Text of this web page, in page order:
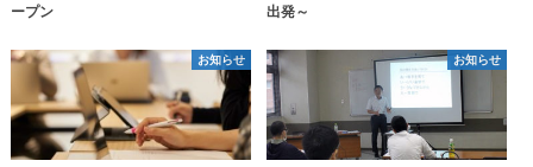
ープン
出発～
お知らせ お知らせ